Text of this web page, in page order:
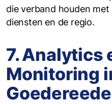
die verband houden
diensten en de regio.
7. Analytics
Monitoring
Goedereede